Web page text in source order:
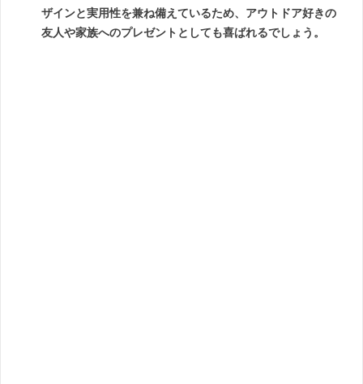
ザインと実用性を兼ね備えているため、アウトドア好きの
友人や家族へのプレゼントとしても喜ばれるでしょう。